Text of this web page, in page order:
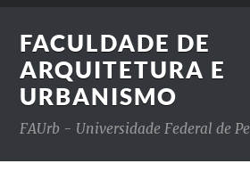
FACULDADE DE
ARQUITETURA E
URBANISMO
FAUrb - Universidade Federal de